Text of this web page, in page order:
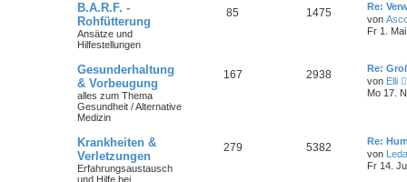
B.A.R.F. -
Rohfütterung
Ansätze und
Hilfestellungen
85 1475
Re:
von
Fr 1.
Gesunderhaltung
& Vorbeugung
alles zum Thema
Gesundheit / Alternative
Medizin
167 2938
Re:
von Elli
Mo 17.
Krankheiten &
Verletzungen
Erfahrungsaustausch
und Hilfe bei
279 5382
Re:
von
Fr 14.